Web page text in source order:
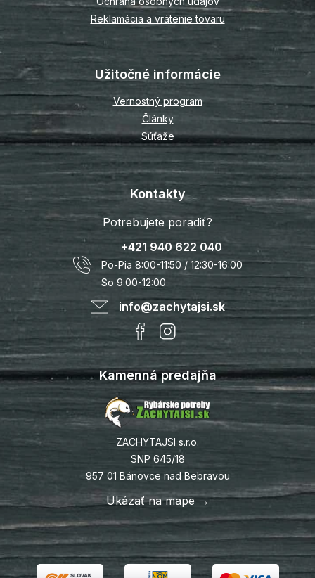
Reklamácia a vrátenie tovaru
Užitočné informácie
Vernostný program
Články
Súťaže
Kontakty
Potrebujete poradiť?
+421 940 622 040
Po-Pia 8:00-11:50 / 12:30-16:00
So 9:00-12:00
info@zachytajsi.sk
Kamenná predajňa
ZACHYTAJSI s.r.o.
SNP 645/18
957 01 Bánovce nad Bebravou
Ukázať na mape →